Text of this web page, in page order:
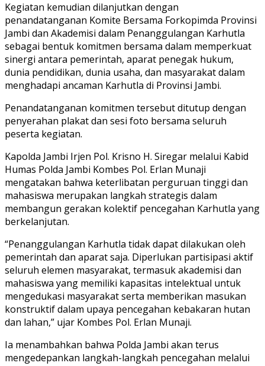
Kegiatan kemudian dilanjutkan dengan
penandatanganan Komite Bersama Forkopimda Provinsi
Jambi dan Akademisi dalam Penanggulangan Karhutla
sebagai bentuk komitmen bersama dalam memperkuat
sinergi antara pemerintah, aparat penegak hukum,
dunia pendidikan, dunia usaha, dan masyarakat dalam
menghadapi ancaman Karhutla di Provinsi Jambi.
Penandatanganan komitmen tersebut ditutup dengan
penyerahan plakat dan sesi foto bersama seluruh
peserta kegiatan.
Kapolda Jambi Irjen Pol. Krisno H. Siregar melalui Kabid
Humas Polda Jambi Kombes Pol. Erlan Munaji
mengatakan bahwa keterlibatan perguruan tinggi dan
mahasiswa merupakan langkah strategis dalam
membangun gerakan kolektif pencegahan Karhutla yang
berkelanjutan.
“Penanggulangan Karhutla tidak dapat dilakukan oleh
pemerintah dan aparat saja. Diperlukan partisipasi aktif
seluruh elemen masyarakat, termasuk akademisi dan
mahasiswa yang memiliki kapasitas intelektual untuk
mengedukasi masyarakat serta memberikan masukan
konstruktif dalam upaya pencegahan kebakaran hutan
dan lahan,” ujar Kombes Pol. Erlan Munaji.
Ia menambahkan bahwa Polda Jambi akan terus
mengedepankan langkah-langkah pencegahan melalui